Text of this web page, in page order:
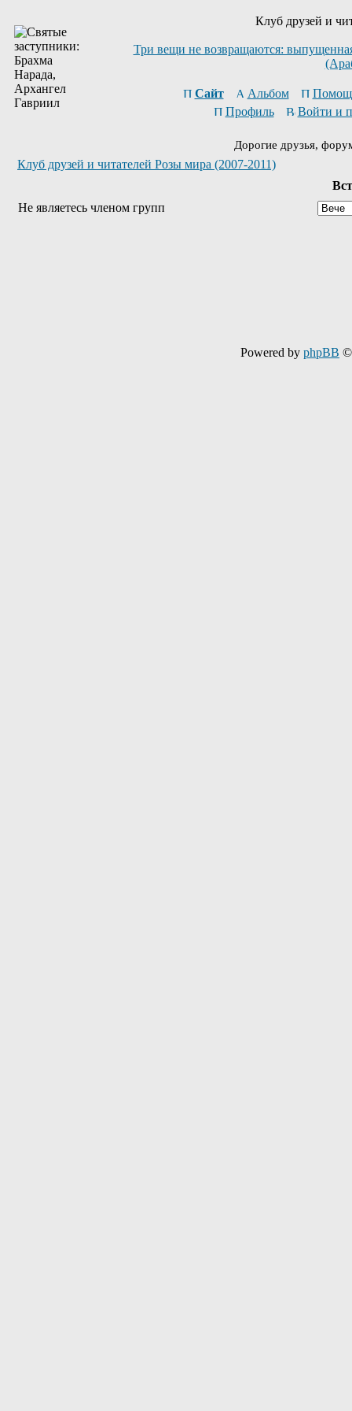
Клуб друзей и
Три вещи не возвращаются:
Сайт Альбом
Профиль
Войти и
Дорогие друзья,
Клуб друзей и читателей Розы мира (2007-2011)
Не являетесь членом групп
Powered by phpBB ©